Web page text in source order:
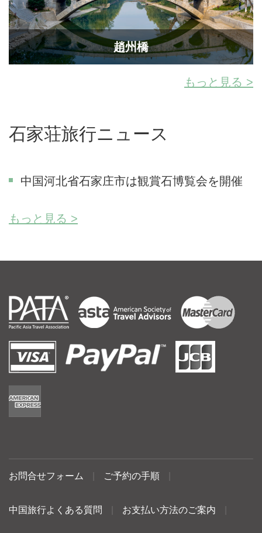
趙州橋
もっと見る >
石家荘旅行ニュース
中国河北省石家庄市は観賞石博覧会を開催
もっと見る >
お問合せフォーム ご予約の手順
中国旅行よくある質問 お支払い方法のご案内